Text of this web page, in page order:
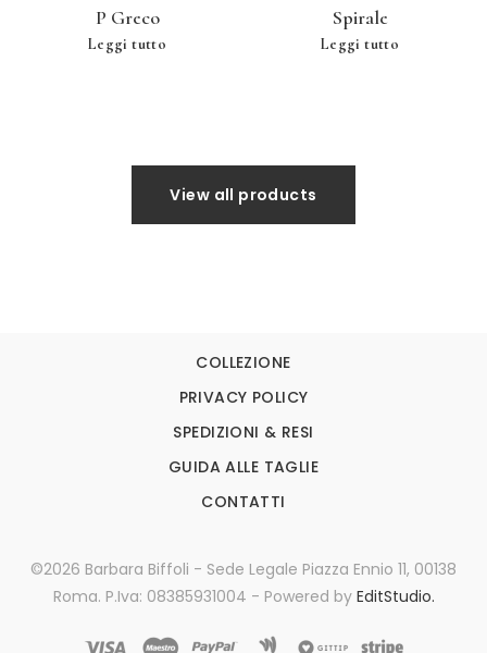
P Greco
Leggi tutto
Spirale
Leggi tutto
View all products
COLLEZIONE
PRIVACY POLICY
SPEDIZIONI & RESI
GUIDA ALLE TAGLIE
CONTATTI
©2026 Barbara Biffoli - Sede Legale Piazza Ennio 11, 00138
Roma. P.Iva: 08385931004 - Powered by EditStudio.